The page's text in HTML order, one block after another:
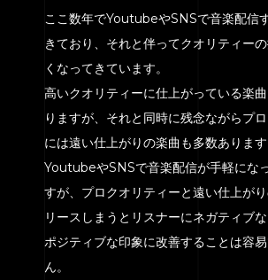
ここ数年でYoutubeやSNSで音楽配信
きており、それと伴ってクオリティー
くなってきています。
高いクオリティーに仕上がっている楽
りますが、それと同時に残念ながらプ
には遠い仕上がりの楽曲も多数あります
YoutubeやSNSで音楽配信が手軽にな
すが、プロクオリティーと遠い仕上が
リースしまうとリスナーにネガティブな
ポジティブな印象に改善することは容
ん。